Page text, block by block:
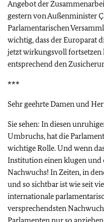
Angebot der
gestern von Außenminister
Parlamentarischen
wichtig, dass der Europarat
jetzt wirkungsvoll fortsetzen
entsprechend den
***
Sehr geehrte Damen und
Sie sehen: In diesen
Umbruchs, hat die
wichtige Rolle. Und wenn
Institution einen klugen und
Nachwuchs! In Zeiten, in
und so sichtbar ist wie seit
internationale
versprechendsten